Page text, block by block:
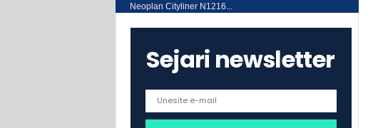
Neoplan Cityliner N1216...
Sejari newsletter